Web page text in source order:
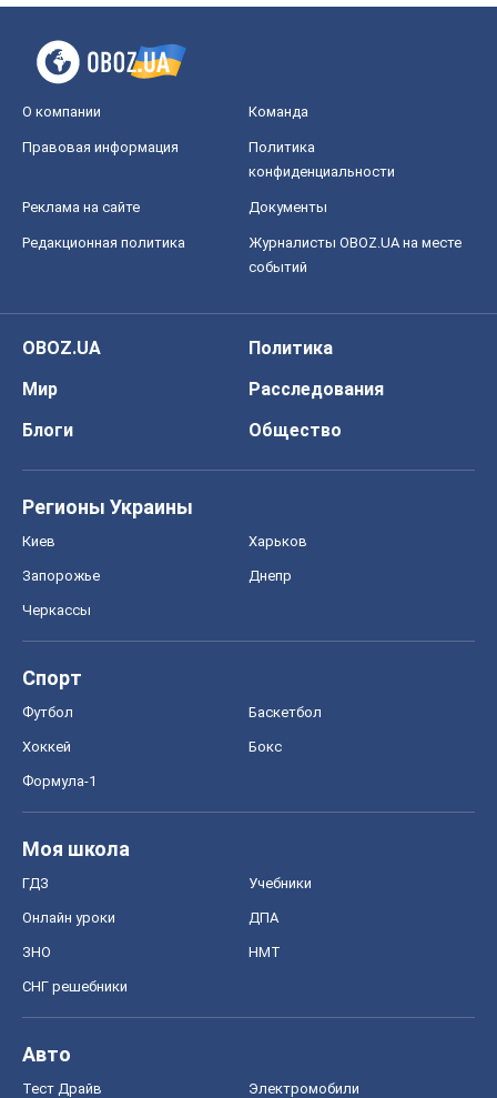
О компании Команда
Правовая информация
Политика
конфиденциальности
Реклама на сайте Документы
Редакционная политика
Журналисты OBOZ.UA на месте
событий
OBOZ.UA
Политика
Мир
Расследования
Блоги
Общество
Регионы Украины
Киев Харьков
Запорожье Днепр
Черкассы
Спорт
Футбол Баскетбол
Хоккей Бокс
Формула-1
Моя школа
ГДЗ Учебники
Онлайн уроки ДПА
ЗНО НМТ
СНГ решебники
Авто
Тест Драйв Электромобили